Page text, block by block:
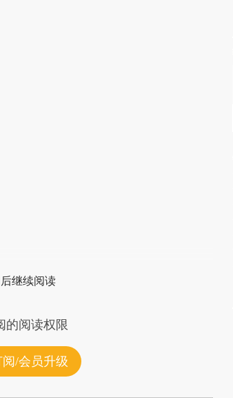
继续阅读
的阅读权限
阅/会员升级